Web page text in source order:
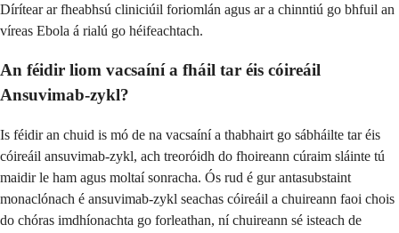
Dírítear ar fheabhsú cliniciúil foriomlán agus ar a chinntiú go bhfuil an
víreas Ebola á rialú go héifeachtach.
An féidir liom vacsaíní a fháil tar éis cóireáil
Ansuvimab-zykl?
Is féidir an chuid is mó de na vacsaíní a thabhairt go sábháilte tar éis
cóireáil ansuvimab-zykl, ach treoróidh do fhoireann cúraim sláinte tú
maidir le ham agus moltaí sonracha. Ós rud é gur antasubstaint
monaclónach é ansuvimab-zykl seachas cóireáil a chuireann faoi chois
do chóras imdhíonachta go forleathan, ní chuireann sé isteach de